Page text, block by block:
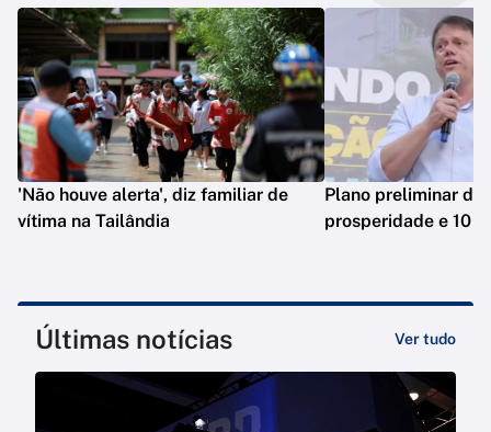
'Não houve alerta', diz familiar de
vítima na Tailândia
Plano preliminar de
prosperidade e 10
Últimas notícias Ver tudo